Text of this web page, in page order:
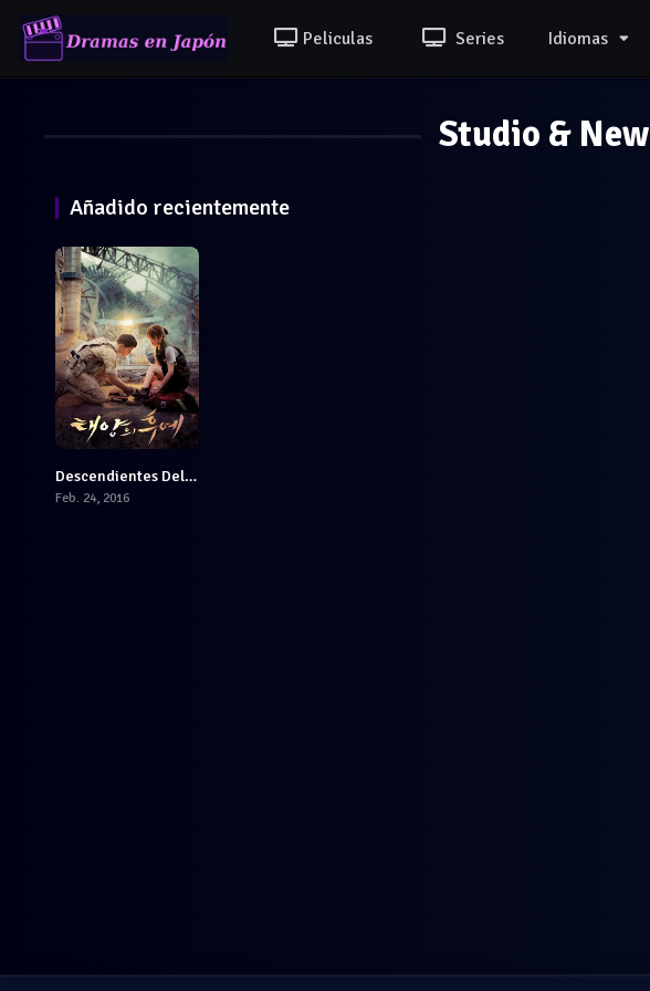
Peliculas Series Idiomas
Studio & New
Añadido recientemente
8.357Descendientes Del Sol
Feb. 24, 2016